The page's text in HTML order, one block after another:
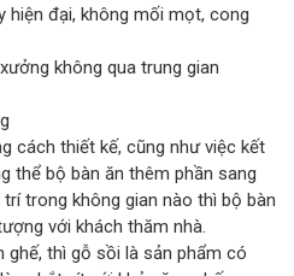
hiện đại, không mối mọt, cong
không qua trung gian
cách thiết kế, cũng như việc kết
thể bộ bàn ăn thêm phần sang
trong không gian nào thì bộ bàn
với khách thăm nhà.
ghế, thì gỗ sồi là sản phẩm có